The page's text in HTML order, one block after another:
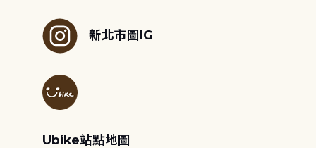
新北市圖IG
Ubike站點地圖